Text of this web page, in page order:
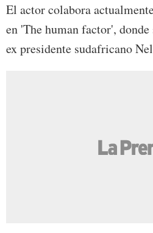
El actor colabora
en 'The human factor',
ex presidente sudafricano